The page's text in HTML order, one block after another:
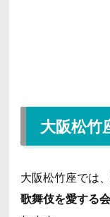
大阪松竹
大阪松竹座では
歌舞伎を愛する